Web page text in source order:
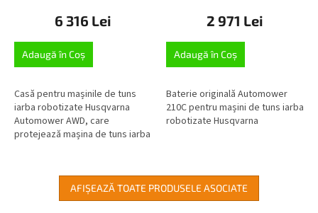
6 316 Lei
Adaugă în Coş
Casă pentru mașinile de tuns
iarba robotizate Husqvarna
Automower AWD, care
protejează mașina de tuns iarba
modelele...
2 971 Lei
Adaugă în Coş
Baterie originală Automower
210C pentru mașini de tuns iarba
robotizate Husqvarna
AFIŞEAZĂ TOATE PRODUSELE ASOCIATE